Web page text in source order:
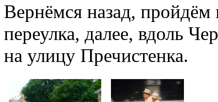
Вернёмся назад, пройдём
переулка, далее, вдоль
на улицу Пречистенка.